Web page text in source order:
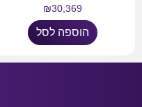
₪30,369
הוספה לסל